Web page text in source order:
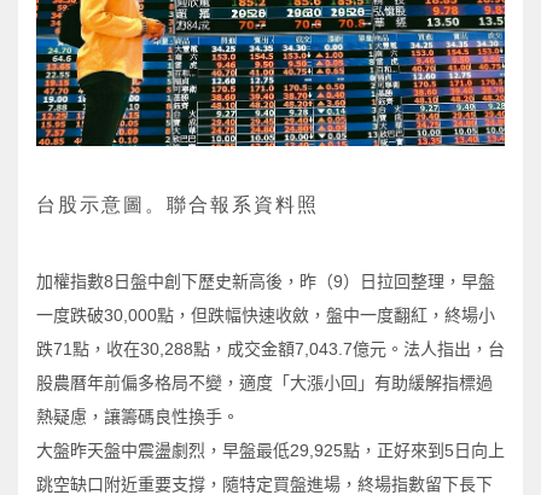
台股示意圖。聯合報系資料照
加權指數8日盤中創下歷史新高後，昨（9）日拉回整理，早盤
一度跌破30,000點，但跌幅快速收斂，盤中一度翻紅，終場小
跌71點，收在30,288點，成交金額7,043.7億元。法人指出，台
股農曆年前偏多格局不變，適度「大漲小回」有助緩解指標過
熱疑慮，讓籌碼良性換手。
大盤昨天盤中震盪劇烈，早盤最低29,925點，正好來到5日向上
跳空缺口附近重要支撐，隨特定買盤進場，終場指數留下長下